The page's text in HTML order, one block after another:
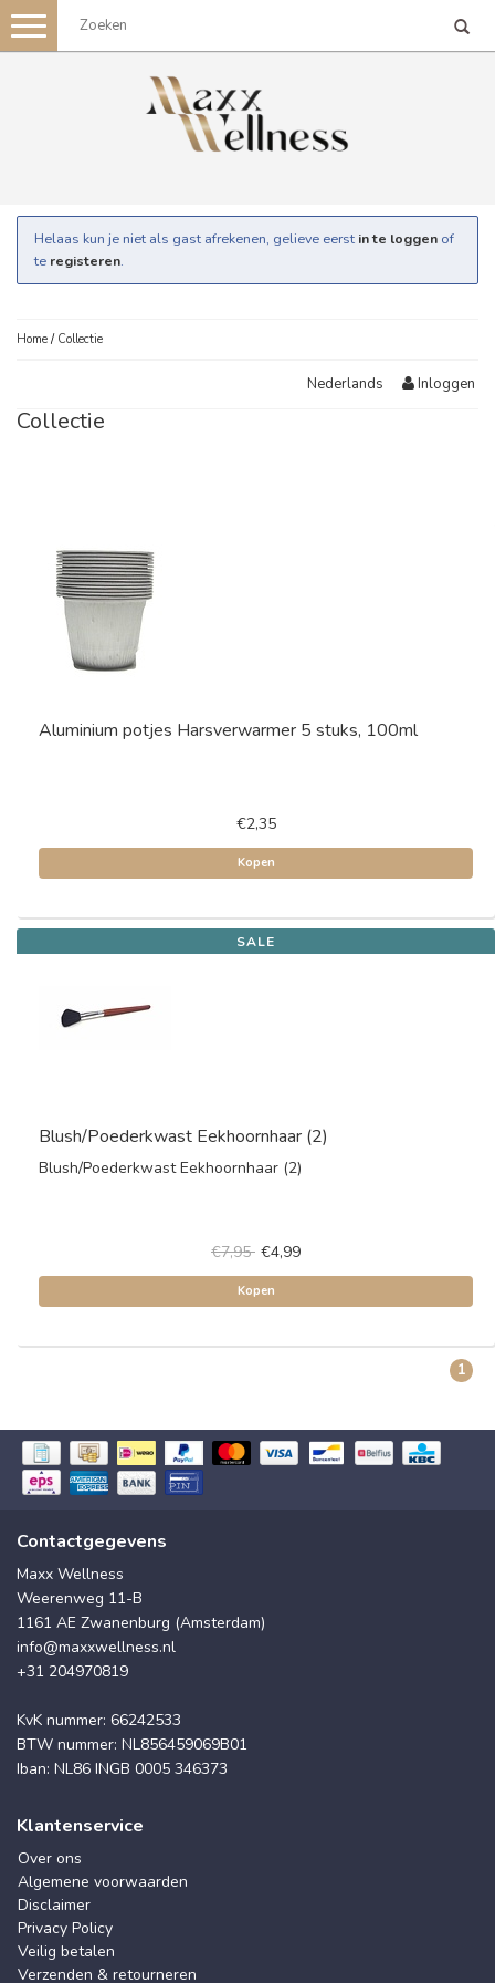
Toggle
navigation
Helaas kun je niet als gast afrekenen, gelieve eerst in te loggen of
te registeren.
Home / Collectie
Nederlands Inloggen
Collectie
Aluminium potjes Harsverwarmer 5 stuks, 100ml
€2,35
Kopen
SALE
Blush/Poederkwast Eekhoornhaar (2)
Blush/Poederkwast Eekhoornhaar (2)
€7,95 €4,99
Kopen
1
Contactgegevens
Maxx Wellness
Weerenweg 11-B
1161 AE Zwanenburg (Amsterdam)
info@maxxwellness.nl
+31 204970819
KvK nummer: 66242533
BTW nummer: NL856459069B01
Iban: NL86 INGB 0005 346373
Klantenservice
Over ons
Algemene voorwaarden
Disclaimer
Privacy Policy
Veilig betalen
Verzenden & retourneren